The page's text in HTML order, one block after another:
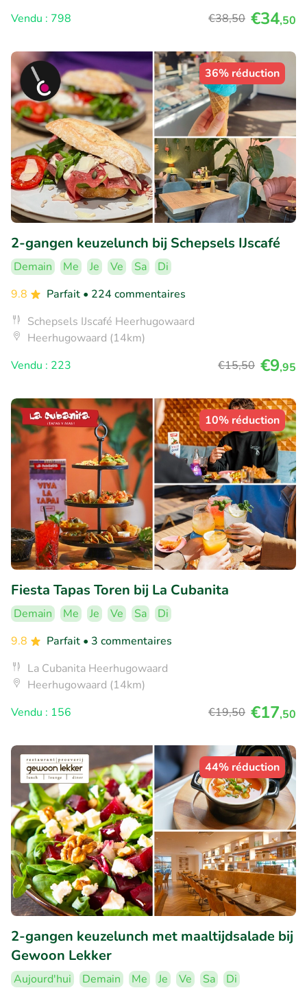
Vendu : 798
€38,50 €34,50
36% réduction
2-gangen keuzelunch bij Schepsels IJscafé
Demain Me Je Ve Sa
Di
9.8
Parfait • 224 commentaires
Schepsels IJscafé Heerhugowaard
Heerhugowaard (14km)
Vendu : 223
€15,50 €9,95
10% réduction
Fiesta Tapas Toren bij La Cubanita
Demain Me Je Ve Sa
Di
9.8
Parfait • 3 commentaires
La Cubanita Heerhugowaard
Heerhugowaard (14km)
Vendu : 156
€19,50 €17,50
44% réduction
2-gangen keuzelunch met maaltijdsalade bij
Gewoon Lekker
Aujourd'hui Demain Me Je Ve Sa
Di